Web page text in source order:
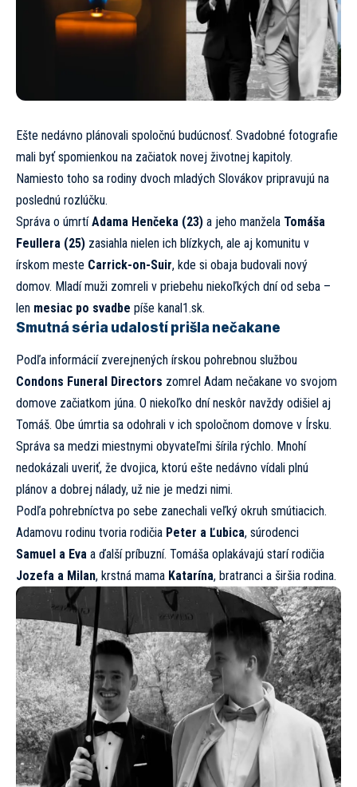
Ešte nedávno plánovali spoločnú budúcnosť. Svadobné fotografie
mali byť spomienkou na začiatok novej životnej kapitoly.
Namiesto toho sa rodiny dvoch mladých Slovákov pripravujú na
poslednú rozlúčku.
Správa o úmrtíAdama Henčeka (23) a jeho manžela Tomáša
Feullera (25) zasiahla nielen ich blízkych, ale aj komunitu v
írskom meste Carrick-on-Suir, kde si obaja budovali nový
domov. Mladí muži zomreli v priebehu niekoľkých dní od seba –
len mesiac po svadbe píše kanal1.sk.
Smutná séria udalostí prišla nečakane
Podľa informácií zverejnených írskou pohrebnou službou
Condons Funeral Directors zomrel Adam nečakane vo svojom
domove začiatkom júna. O niekoľko dní neskôr navždy odišiel aj
Tomáš. Obe úmrtia sa odohrali v ich spoločnom domove v Írsku.
Správa sa medzi miestnymi obyvateľmi šírila rýchlo. Mnohí
nedokázali uveriť, že dvojica, ktorú ešte nedávno vídali plnú
plánov a dobrej nálady, už nie je medzi nimi.
Podľa pohrebníctva po sebe zanechali veľký okruh smútiacich.
Adamovu rodinu tvoria rodičia Peter a Ľubica, súrodenci
Samuel a Eva a ďalší príbuzní. Tomáša oplakávajú starí rodičia
Jozefa a Milan, krstná mama Katarína, bratranci a širšia rodina.